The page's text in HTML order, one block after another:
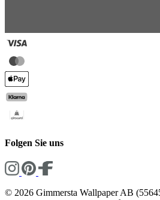
Folgen Sie uns
© 2026 Gimmersta Wallpaper AB